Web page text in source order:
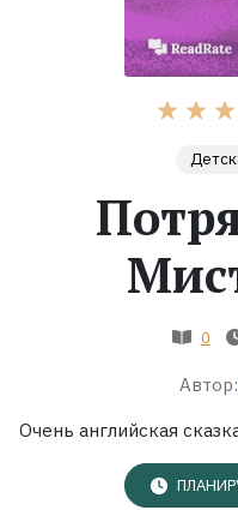
Экранизации
Коллекции
0
Автор:
Очень английская